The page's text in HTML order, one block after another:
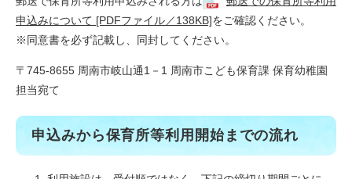
申込みについて [PDFファイル／138KB]をご確認ください。
※同意書を必ず記載し、同封してください。
〒745-8655 周南市岐山通1－1 周南市こども保育課 保育幼稚園
担当宛て
​申込みから保育所等利用開始までの流れ